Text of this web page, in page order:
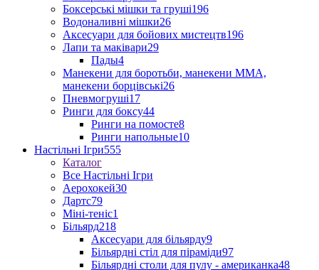
Боксерські мішки та груші196
Водоналивні мішки26
Аксесуари для бойових мистецтв196
Лапи та маківари29
Пады4
Манекени для боротьби, манекени ММА,
манекени борцівські26
Пневмогруші17
Ринги для боксу44
Ринги на помосте8
Ринги напольные10
Настільні Ігри555
Каталог
Все Настільні Ігри
Аерохокей30
Дартс79
Міні-теніс1
Більярд218
Аксесуари для більярду9
Більярдні стіл для піраміди97
Більярдні столи для пулу - американка48